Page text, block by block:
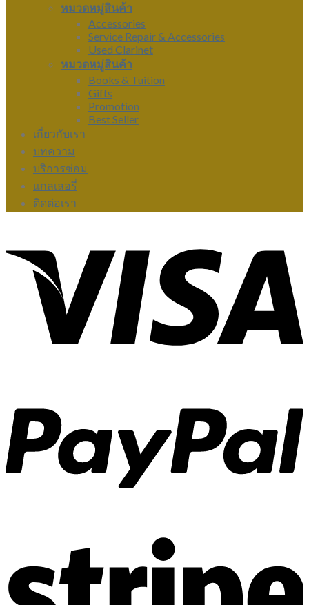
หมวดหมู่สินค้า
Accessories
Service Repair & Accessories
Used Clarinet
หมวดหมู่สินค้า
Books & Tuition
Gifts
Promotion
Best Seller
เกี่ยวกับเรา
บทความ
บริการซ่อม
แกลเลอรี่
ติดต่อเรา